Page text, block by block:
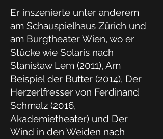
Er inszenierte unter anderem
am Schauspielhaus Zürich und
am Burgtheater Wien, wo er
Stücke wie Solaris nach
Stanisław Lem (2011), Am
Beispiel der Butter (2014), Der
Herzerlfresser von Ferdinand
Schmalz (2016,
Akademietheater) und Der
Wind in den Weiden nach